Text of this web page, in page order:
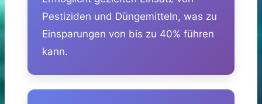
Pestiziden und Düngemitteln, was zu
Einsparungen von bis zu 40% führen
kann.